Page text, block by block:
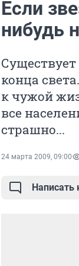
Если
нибудь
конца
к чужой
все
страшно...
24 марта 2009, 09:00
Написать